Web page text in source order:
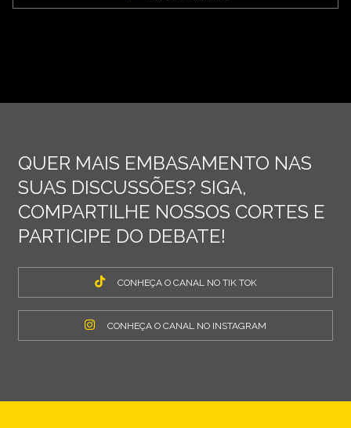
QUER MAIS EMBASAMENTO NAS
SUAS DISCUSSÕES? SIGA,
COMPARTILHE NOSSOS CORTES E
PARTICIPE DO DEBATE!
CONHEÇA O CANAL NO TIK TOK
CONHEÇA O CANAL NO INSTAGRAM